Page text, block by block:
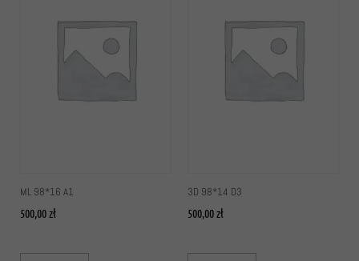
ML 98*16 A1
500,00zł
3D 98*14 D3
500,00zł